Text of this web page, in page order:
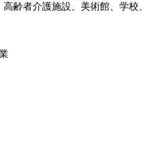
齢者介護施設、美術館、学校、